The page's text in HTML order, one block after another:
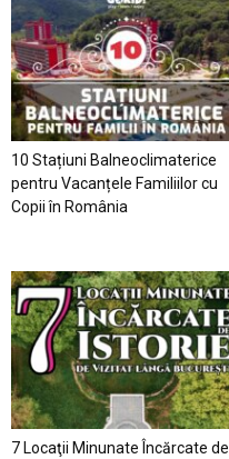
10 Stațiuni Balneoclimaterice
pentru Vacanțele Familiilor cu
Copii în România
7 Locaţii Minunate Încărcate de